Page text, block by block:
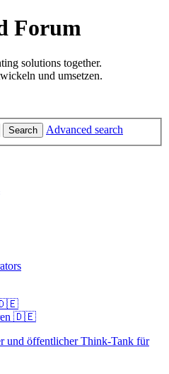
Forum
solutions together.
und umsetzen.
Search Advanced search
🇩🇪
🇩🇪
öffentlicher Think-Tank für